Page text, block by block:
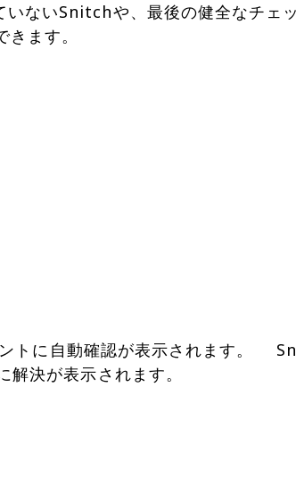
ないSnitchや、最後の健全なチェ
トに自動確認が表示されます。